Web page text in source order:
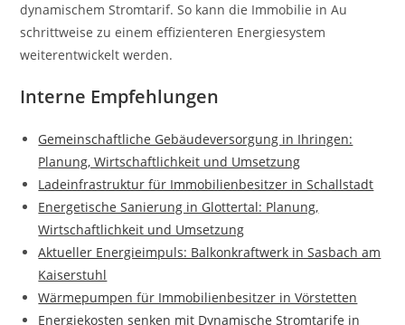
dynamischem Stromtarif. So kann die Immobilie in Au
schrittweise zu einem effizienteren Energiesystem
weiterentwickelt werden.
Interne Empfehlungen
Gemeinschaftliche Gebäudeversorgung in Ihringen:
Planung, Wirtschaftlichkeit und Umsetzung
Ladeinfrastruktur für Immobilienbesitzer in Schallstadt
Energetische Sanierung in Glottertal: Planung,
Wirtschaftlichkeit und Umsetzung
Aktueller Energieimpuls: Balkonkraftwerk in Sasbach am
Kaiserstuhl
Wärmepumpen für Immobilienbesitzer in Vörstetten
Energiekosten senken mit Dynamische Stromtarife in